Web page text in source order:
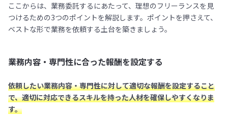
ここからは、業務委託するにあたって、理想のフリーランスを見
つけるための3つのポイントを解説します。ポイントを押さえて、
ベストな形で業務を依頼する土台を築きましょう。
業務内容・専門性に合った報酬を設定する
依頼したい業務内容・専門性に対して適切な報酬を設定すること
で、適切に対応できるスキルを持った人材を確保しやすくなりま
す。